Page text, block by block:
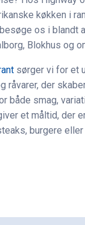
køkken i
os i blandt
Blokhus og
sørger vi for et
råvarer, der
både smag,
et måltid, der
burgere